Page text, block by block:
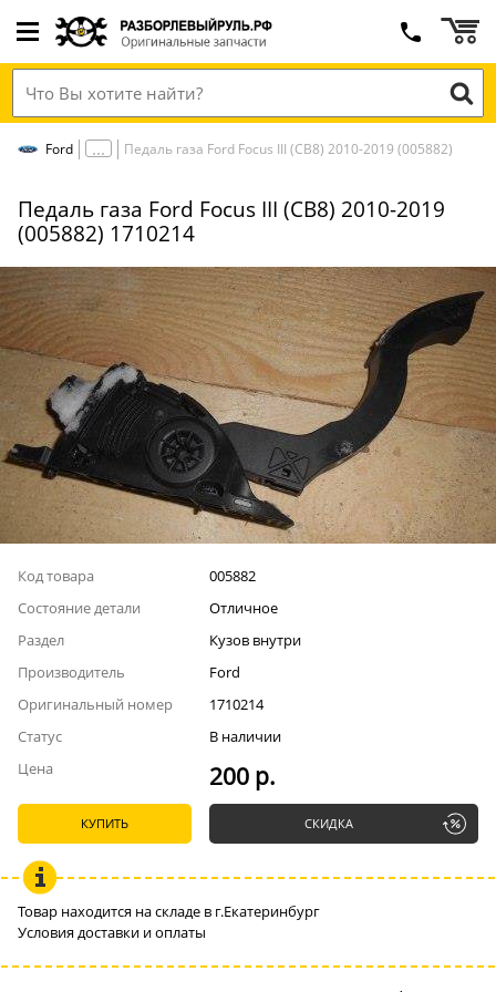
Ford Педаль газа Ford Focus III (CB8) 2010-2019 (005882)
Педаль газа Ford Focus III (CB8) 2010-2019
(005882) 1710214
Код товара
005882
Состояние детали
Отличное
Раздел
Кузов внутри
Производитель
Ford
Оригинальный номер
1710214
Статус
В наличии
Цена
200 р.
КУПИТЬ СКИДКА
Товар находится на складе в г.Екатеринбург
Условия доставки и оплаты